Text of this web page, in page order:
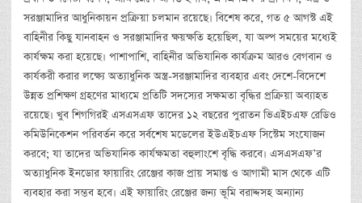
সরঞ্জামাদির আধুনিকায়ন প্রক্রিয়া চলমান রয়েছে। বিশেষ করে, গত ৫ আগস্ট এই
বাহিনীর কিছু যানবাহন ও সরঞ্জামাদির ক্ষয়ক্ষতি হয়েছিল, যা অল্প সময়ের মধ্যেই
কার্যক্ষম করা হয়েছে। পাশাপাশি, বাহিনীর অভিযানিক কার্যক্রম আরও বেগবান ও
কার্যকরী করার লক্ষ্যে অত্যাধুনিক অস্ত্র-সরঞ্জামাদির ব্যবহার এবং দেশে-বিদেশে
উন্নত প্রশিক্ষণ গ্রহণের মাধ্যমে প্রতিটি সদস্যের সক্ষমতা বৃদ্ধির প্রক্রিয়া অব্যাহত
রয়েছে। খুব শিগগিরই এসএসএফ তাদের ১২ বছরের পুরাতন ভিএইচএফ রেডিও
কমিউনিকেশন পরিবর্তন করে সর্বশেষ মডেলের ইউএইচএফ সিস্টেম সংযোজন
করবে; যা তাদের অভিযানিক কার্যক্ষমতা বহুলাংশে বৃদ্ধি করবে। এসএসএফ’র
অত্যাধুনিক ইনডোর ফায়ারিং রেঞ্জের কাজ প্রায় সমাপ্ত ও আগামী মাস থেকে এটি
ব্যবহার করা সম্ভব হবে। এই ফায়ারিং রেঞ্জের জন্য ভূমি বরাদ্দসহ অন্যান্য